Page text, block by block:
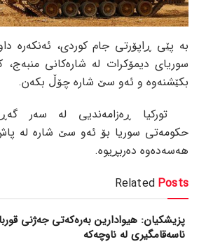
بە پێی ڕاپۆرتی جام کوردی، ئەنکەرە
سوریای دیمۆکرات لە شارەکانی
بکێشنەوە و ئەو سێ شارە چۆڵ بکەن.
تورکیا ڕەزامەندیی لە سەر
حکومەتی سوریا بۆ ئەو سێ شارە لە
هەسەدەوە دەربڕیوە.
Related Posts
پزیشکیان: هیوادارین بەرەکەتی جەژنی
ناسەقامگیری لە ناوچەکە